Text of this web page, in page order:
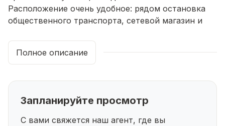
Расположение очень удобное: рядом остановка
общественного транспорта, сетевой магазин и
комфорта!
Звоните, чтобы узнать подробности и
Полное описание
Запланируйте просмотр
С вами свяжется наш агент, где вы